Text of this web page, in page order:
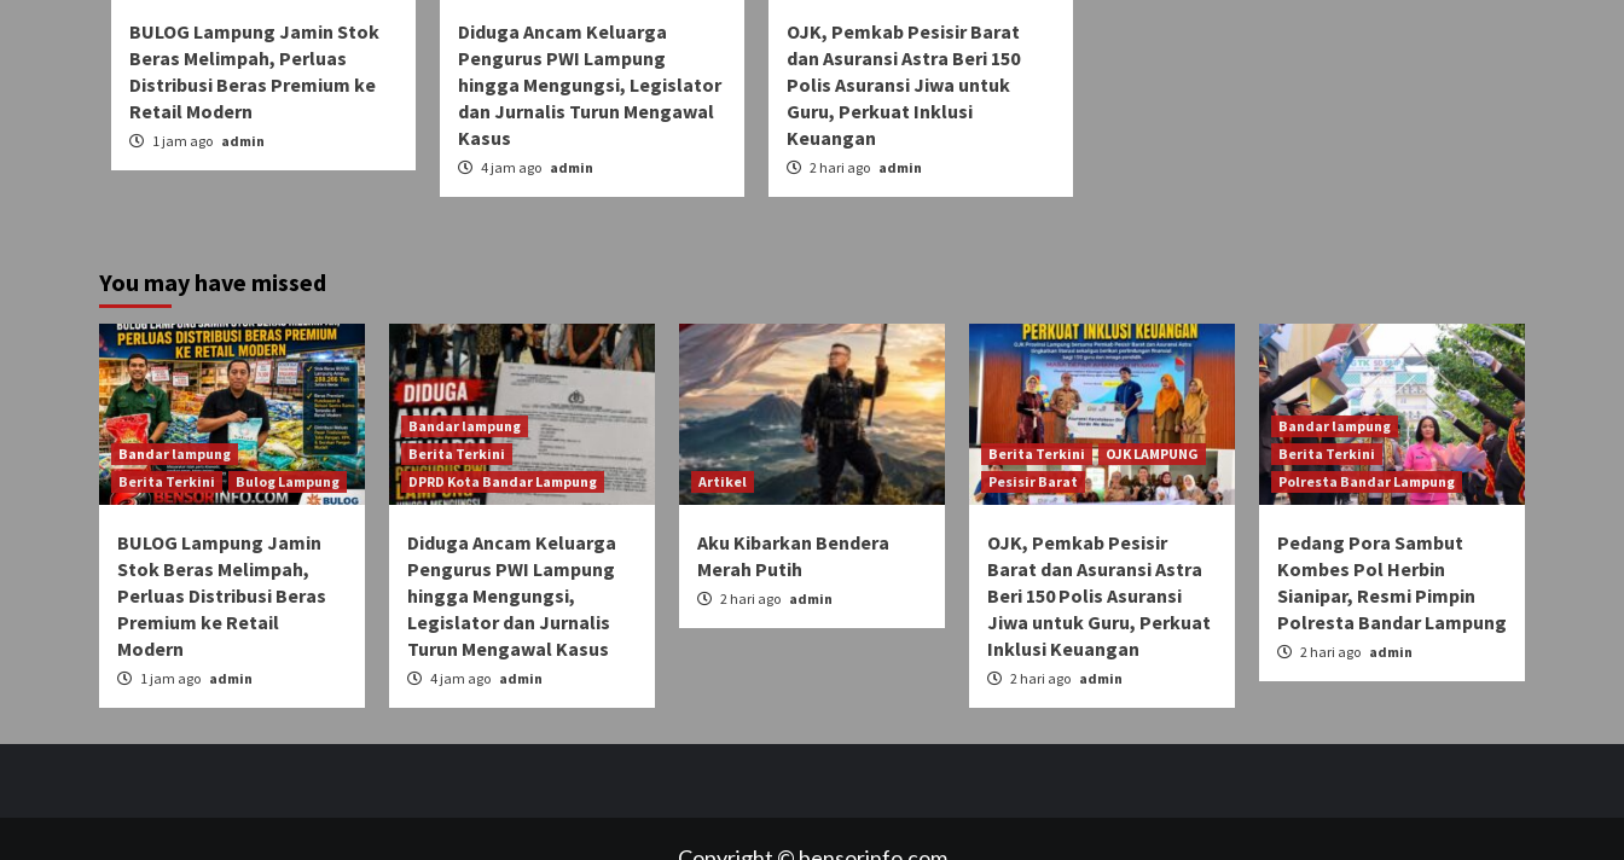
BULOG Lampung Jamin Stok
Beras Melimpah, Perluas
Distribusi Beras Premium ke
Retail Modern
1 jam ago admin
Diduga Ancam Keluarga
Pengurus PWI Lampung
hingga Mengungsi, Legislator
dan Jurnalis Turun Mengawal
Kasus
4 jam ago admin
OJK, Pemkab Pesisir Barat
dan Asuransi Astra Beri 150
Polis Asuransi Jiwa untuk
Guru, Perkuat Inklusi
Keuangan
2 hari ago admin
You may have missed
Bandar lampung
Berita Terkini
Bulog Lampung
BULOG Lampung Jamin
Stok Beras Melimpah,
Perluas Distribusi Beras
Premium ke Retail
Modern
1 jam ago admin
Bandar lampung
Berita Terkini
DPRD Kota Bandar Lampung
Diduga Ancam Keluarga
Pengurus PWI Lampung
hingga Mengungsi,
Legislator dan Jurnalis
Turun Mengawal Kasus
4 jam ago admin
Artikel
Aku Kibarkan Bendera
Merah Putih
2 hari ago admin
Berita Terkini
OJK LAMPUNG
Pesisir Barat
OJK, Pemkab Pesisir
Barat dan Asuransi Astra
Beri 150 Polis Asuransi
Jiwa untuk Guru, Perkuat
Inklusi Keuangan
2 hari ago admin
Bandar lampung
Berita Terkini
Polresta Bandar Lampung
Pedang Pora Sambut
Kombes Pol Herbin
Sianipar, Resmi Pimpin
Polresta Bandar Lampung
2 hari ago admin